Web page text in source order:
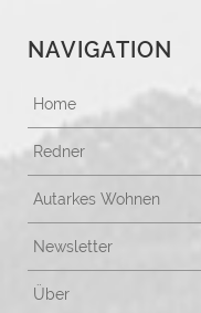
NAVIGATION
Home
Redner
Autarkes Wohnen
Newsletter
Über